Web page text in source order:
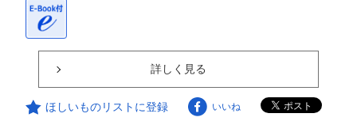
詳しく見る
ほしいものリストに登録 いいね